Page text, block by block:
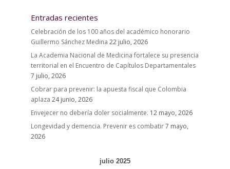
Entradas recientes
Celebración de los 100 años del académico honorario
Guillermo Sánchez Medina 22 julio, 2026
La Academia Nacional de Medicina fortalece su presencia
territorial en el Encuentro de Capítulos Departamentales
7 julio, 2026
Cobrar para prevenir: la apuesta fiscal que Colombia
aplaza 24 junio, 2026
Envejecer no debería doler socialmente. 12 mayo, 2026
Longevidad y demencia. Prevenir es combatir7 mayo,
2026
julio 2025